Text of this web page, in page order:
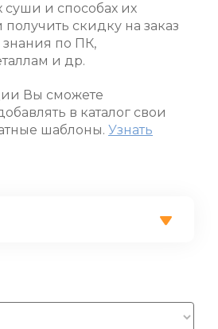
суши и способах их
скидку на заказ
по ПК,
и др.
Вы сможете
в каталог свои
шаблоны. Узнать